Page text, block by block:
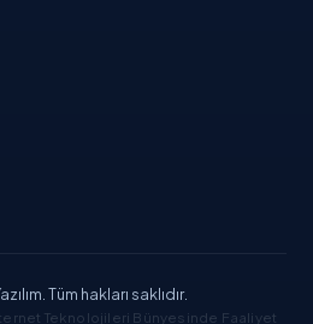
Tüm hakları saklıdır.
Teknolojileri Bünyesinde Faaliyet
destekli